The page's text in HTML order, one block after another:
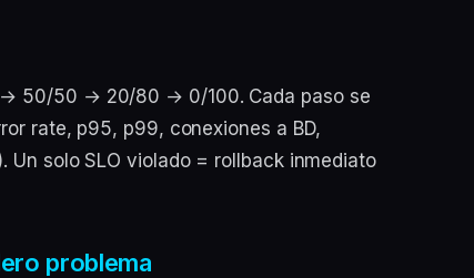
50/50 → 20/80 → 0/100. Cada paso se
rate, p95, p99, conexiones a BD,
solo SLO violado = rollback inmediato
problema